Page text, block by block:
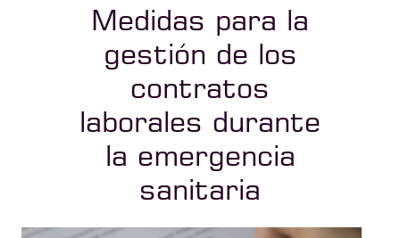
Medidas para la
gestión de los
contratos
laborales durante
la emergencia
sanitaria